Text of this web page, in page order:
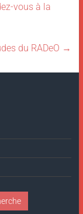
vous à la
du RADeO →